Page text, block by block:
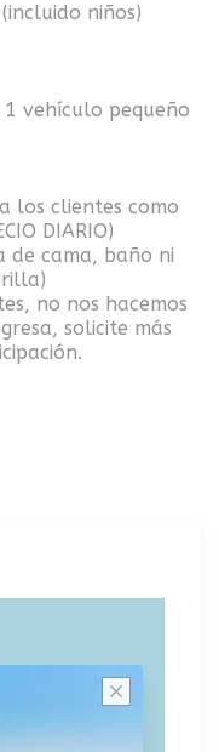
niños)
vehículo pequeño
los clientes como
DIARIO)
de cama, baño ni
no nos hacemos
solicite más